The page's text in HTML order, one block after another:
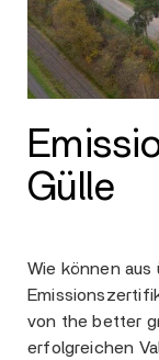
Gülle
Wie können aus
von the better
erfolgreichen